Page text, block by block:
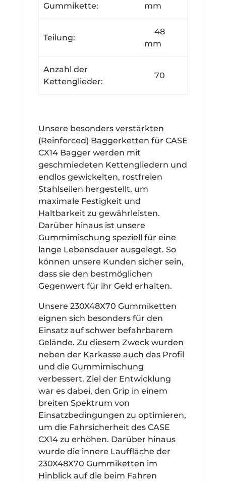
Gummikette:
mm
Teilung:
48
mm
Anzahl der
Kettenglieder:
70
Unsere besonders verstärkten
(Reinforced) Baggerketten für CASE
CX14 Bagger werden mit
geschmiedeten Kettengliedern und
endlos gewickelten, rostfreien
Stahlseilen hergestellt, um
maximale Festigkeit und
Haltbarkeit zu gewährleisten.
Darüber hinaus ist unsere
Gummimischung speziell für eine
lange Lebensdauer ausgelegt. So
können unsere Kunden sicher sein,
dass sie den bestmöglichen
Gegenwert für ihr Geld erhalten.
Unsere 230X48X70 Gummiketten
eignen sich besonders für den
Einsatz auf schwer befahrbarem
Gelände. Zu diesem Zweck wurden
neben der Karkasse auch das Profil
und die Gummimischung
verbessert. Ziel der Entwicklung
war es dabei, den Grip in einem
breiten Spektrum von
Einsatzbedingungen zu optimieren,
um die Fahrsicherheit des CASE
CX14 zu erhöhen. Darüber hinaus
wurde die innere Lauffläche der
230X48X70 Gummiketten im
Hinblick auf die beim Fahren